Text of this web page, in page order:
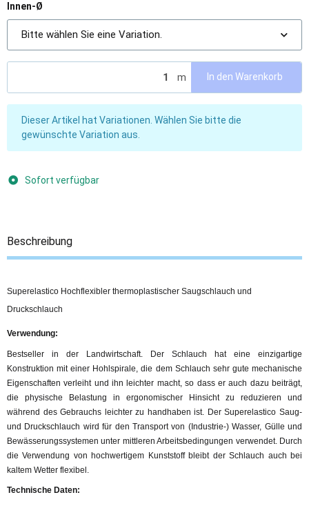
Innen-Ø
Bitte wählen Sie eine Variation.
m In den Warenkorb
xDieser Artikel hat Variationen. Wählen Sie bitte die
gewünschte Variation aus.
Sofort verfügbar
Beschreibung
Superelastico Hochflexibler thermoplastischer Saugschlauch und
Druckschlauch
Verwendung:
Bestseller in der Landwirtschaft. Der Schlauch hat eine einzigartige
Konstruktion mit einer Hohlspirale, die dem Schlauch sehr gute mechanische
Eigenschaften verleiht und ihn leichter macht, so dass er auch dazu beiträgt,
die physische Belastung in ergonomischer Hinsicht zu reduzieren und
während des Gebrauchs leichter zu handhaben ist. Der Superelastico Saug-
und Druckschlauch wird für den Transport von (Industrie-) Wasser, Gülle und
Bewässerungssystemen unter mittleren Arbeitsbedingungen verwendet. Durch
die Verwendung von hochwertigem Kunststoff bleibt der Schlauch auch bei
kaltem Wetter flexibel.
Technische Daten: